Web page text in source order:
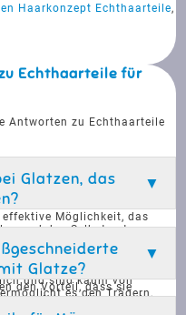
Haarkonzept Echthaarteile,
Echthaarteile für
Antworten zu Echthaarteile
Glatzen, das
Möglichkeit, das
und das Selbstvertrauen
sie nahtlos in das
ein diskretes
von hochwertigem
und sind kaum von
es den Trägern,
Glatze?
den Vorteil, dass sie
und den Lebensstil des
sich optimal an die